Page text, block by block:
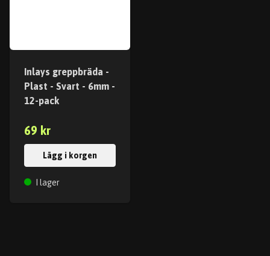
Inlays greppbräda -
Plast - Svart - 6mm -
12-pack
69 kr
Lägg i korgen
I lager